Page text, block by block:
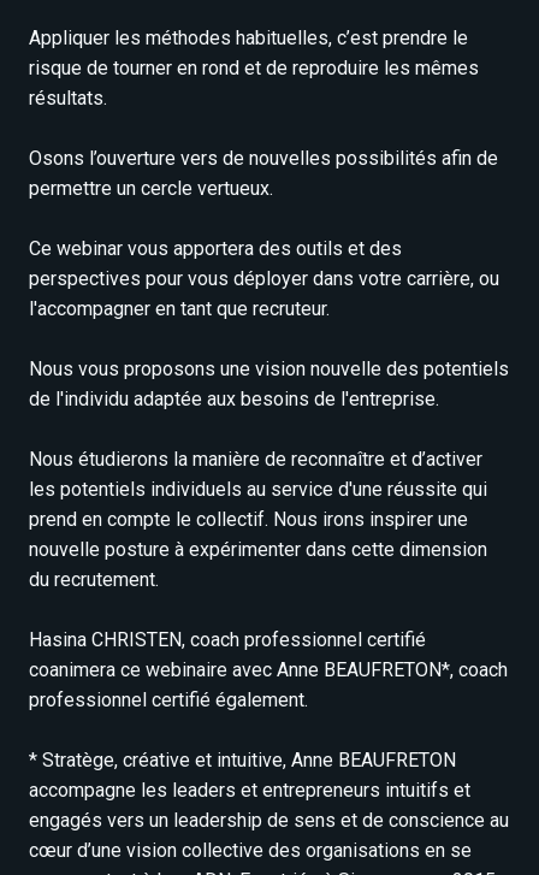
Appliquer les méthodes habituelles, c’est prendre le
risque de tourner en rond et de reproduire les mêmes
résultats.
Osons l’ouverture vers de nouvelles possibilités afin de
permettre un cercle vertueux.
Ce webinar vous apportera des outils et des
perspectives pour vous déployer dans votre carrière, ou
l'accompagner en tant que recruteur.
Nous vous proposons une vision nouvelle des potentiels
de l'individu adaptée aux besoins de l'entreprise.
Nous étudierons la manière de reconnaître et d’activer
les potentiels individuels au service d'une réussite qui
prend en compte le collectif. Nous irons inspirer une
nouvelle posture à expérimenter dans cette dimension
du recrutement.
Hasina CHRISTEN, coach professionnel certifié
coanimera ce webinaire avec Anne BEAUFRETON*, coach
professionnel certifié également.
* Stratège, créative et intuitive, Anne BEAUFRETON
accompagne les leaders et entrepreneurs intuitifs et
engagés vers un leadership de sens et de conscience au
cœur d’une vision collective des organisations en se